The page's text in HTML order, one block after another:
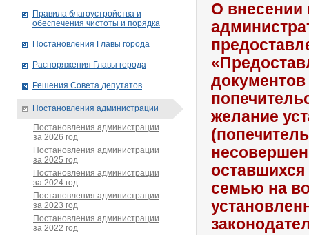
О внесении
желание
оставшихся
семью на
Правила благоустройства и
обеспечения чистоты и порядка
Постановления Главы города
Распоряжения Главы города
Решения Совета депутатов
Постановления администрации
Постановления администрации
за 2026 год
Постановления администрации
за 2025 год
Постановления администрации
за 2024 год
Постановления администрации
за 2023 год
Постановления администрации
за 2022 год